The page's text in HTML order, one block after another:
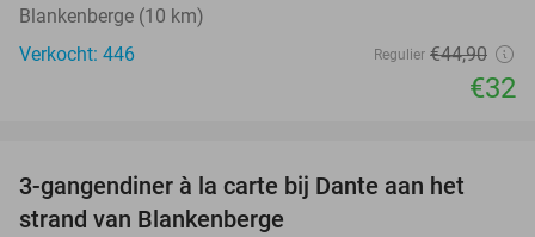
Blankenberge (10 km)
Verkocht: 446
Regulier €44,90
€32
24%
3-gangendiner à la carte bij Dante aan het
strand van Blankenberge